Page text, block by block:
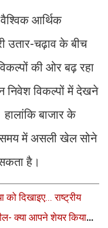
आर्थिक
उतार-चढ़ाव के बीच
की ओर बढ़ रहा
निवेश विकल्पों में देखने
बाजार के
समय में असली खेल सोने
है।
दिखाइए... राष्ट्रीय
क्या आपने शेयर किया